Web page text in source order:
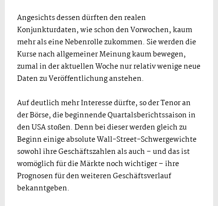
Angesichts dessen dürften den realen
Konjunkturdaten, wie schon den Vorwochen, kaum
mehr als eine Nebenrolle zukommen. Sie werden die
Kurse nach allgemeiner Meinung kaum bewegen,
zumal in der aktuellen Woche nur relativ wenige neue
Daten zu Veröffentlichung anstehen.
Auf deutlich mehr Interesse dürfte, so der Tenor an
der Börse, die beginnende Quartalsberichtssaison in
den USA stoßen. Denn bei dieser werden gleich zu
Beginn einige absolute Wall-Street-Schwergewichte
sowohl ihre Geschäftszahlen als auch – und das ist
womöglich für die Märkte noch wichtiger – ihre
Prognosen für den weiteren Geschäftsverlauf
bekanntgeben.